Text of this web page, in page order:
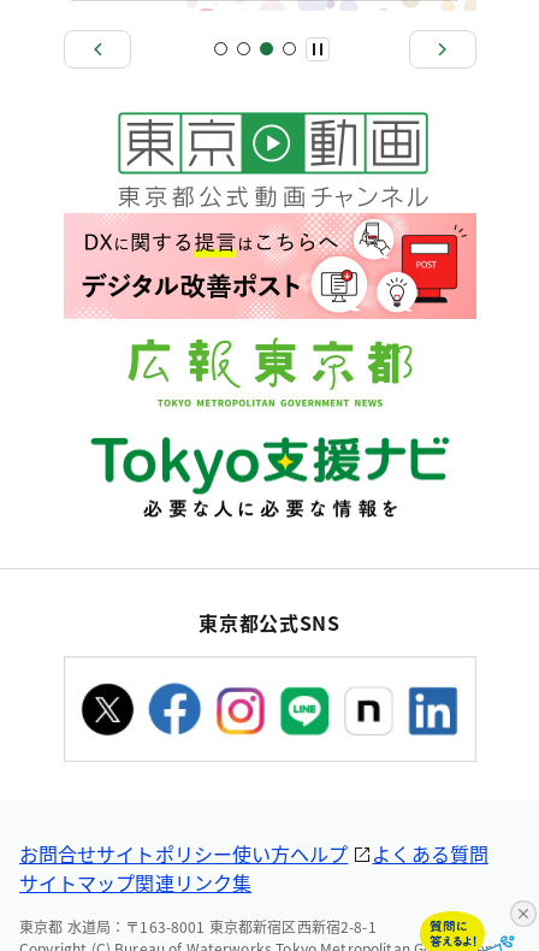
東京都公式SNS
お問合せサイトポリシー使い方ヘルプ
よくある質問
サイトマップ関連リンク集
東京都 水道局：〒163-8001 東京都新宿区西新宿2-8-1